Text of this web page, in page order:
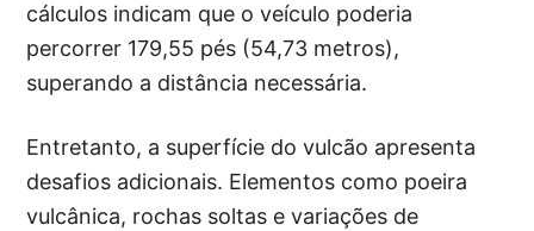
cálculos indicam que o veículo poderia
percorrer 179,55 pés (54,73 metros),
superando a distância necessária.
Entretanto, a superfície do vulcão apresenta
desafios adicionais. Elementos como poeira
vulcânica, rochas soltas e variações de